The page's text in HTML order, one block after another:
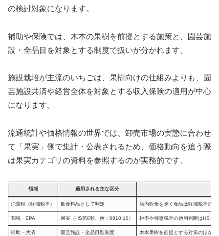
の検討対象になります。
補助や保険では、木本の果樹を前提とする施策と、園芸施
設・全品目を対象とする制度で扱いが分かれます。
施設栽培が主流のいちごは、果樹向けの仕組みよりも、園
芸施設共済や経営全体を対象とする収入保険の適用が中心
になります。
流通統計や価格情報の世界では、卸売市場の実態に合わせ
て「果実」側で集計・公表されるため、価格動向を追う際
は果実カテゴリの資料を参照するのが実務的です。
領域 適用される主な区分
消費税（軽減税率） 飲食料品として判定 店内飲食を除く食品は軽減税率の
関税・EPA 果実（HS第8類、例：0810.10） 税率や特恵税率の適用判断はHSコ
補助・共済 園芸施設・全品目型制度 木本果樹を前提とする対策のほか